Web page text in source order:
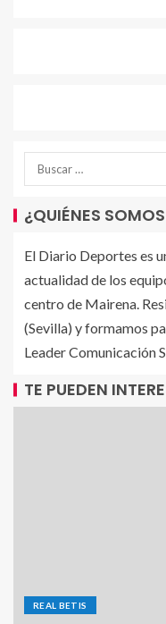
¿QUIÉNES
El Diario Deportes es
actualidad de los
centro de Mairena.
(Sevilla) y formamos
Leader Comunicación
TE PUEDEN
REAL BETIS